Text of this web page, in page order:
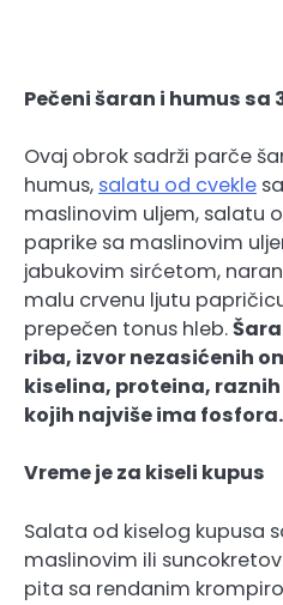
Pečeni šaran i humus sa
Ovaj obrok sadrži parče
humus, salatu od cvekle
maslinovim uljem, salatu
paprike sa maslinovim
jabukovim sirćetom,
malu crvenu ljutu
prepečen tonus hleb.
riba, izvor nezasićenih
kiselina, proteina,
kojih najviše ima fosfora.
Vreme je za kiseli kupus
Salata od kiselog kupusa
maslinovim ili
pita sa rendanim